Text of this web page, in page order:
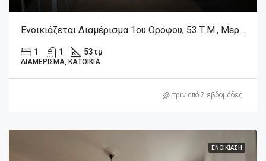
Ενοικιάζεται Διαμέρισμα 1ου Ορόφου, 53 Τ.μ., Μερικώς Επιπλωμένο Στην Λιβαδειά Βοιωτίας.
1 1 53τμ
ΔΙΑΜΈΡΙΣΜΑ, ΚΑΤΟΙΚΊΑ
πριν από 2 εβδομάδες
ΕΝΟΙΚΊΑΣΗ